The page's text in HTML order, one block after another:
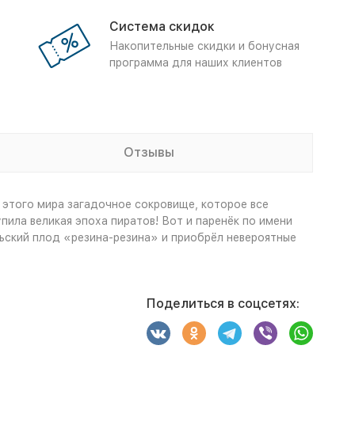
Система скидок
Накопительные скидки и бонусная
программа для наших клиентов
Отзывы
мира загадочное сокровище, которое все
великая эпоха пиратов! Вот и паренёк по имени
плод «резина-резина» и приобрёл невероятные
Поделиться в соцсетях: